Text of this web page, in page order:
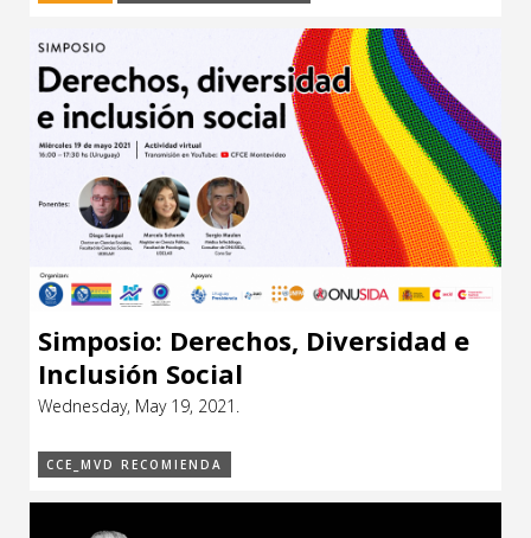
Simposio: Derechos, Diversidad e
Inclusión Social
Wednesday, May 19, 2021.
CCE_MVD RECOMIENDA